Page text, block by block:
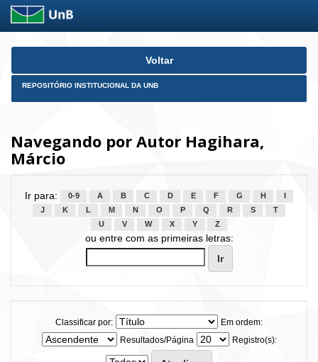
Skip
Voltar
REPOSITÓRIO INSTITUCIONAL DA UNB
Navegando por Autor Hagihara,
Márcio
Ir para: 0-9 A B C D E F G H
J
K L M N O P Q R S
T
U
V W X Y Z
ou entre com as primeiras letras:
Classificar por:
Em ordem:
Resultados/Página
Registro(s):